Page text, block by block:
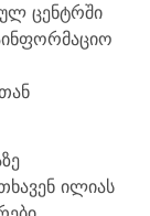
ცენტრში
ილიას